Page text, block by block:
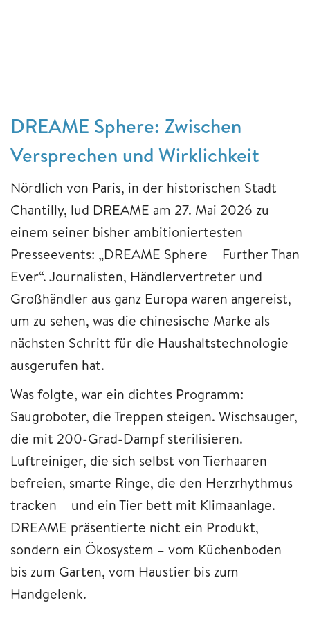
DREAME Sphere: Zwischen
Versprechen und Wirklichkeit
Nördlich von Paris, in der historischen Stadt
Chantilly, lud DREAME am 27. Mai 2026 zu
einem seiner bisher ambitioniertesten
Presseevents: „DREAME Sphere – Further Than
Ever“. Journalisten, Händlervertreter und
Großhändler aus ganz Europa waren angereist,
um zu sehen, was die chinesische Marke als
nächsten Schritt für die Haushaltstechnologie
ausgerufen hat.
Was folgte, war ein dichtes Programm:
Saugroboter, die Treppen steigen. Wischsauger,
die mit 200-Grad-Dampf sterilisieren.
Luftreiniger, die sich selbst von Tierhaaren
befreien, smarte Ringe, die den Herzrhythmus
tracken – und ein Tier bett mit Klimaanlage.
DREAME präsentierte nicht ein Produkt,
sondern ein Ökosystem – vom Küchenboden
bis zum Garten, vom Haustier bis zum
Handgelenk.